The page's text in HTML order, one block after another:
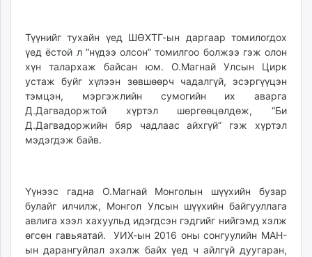
itoim.mn
tumen.mn
shuum.mn
times.mn
tvmongolia.mn
mass.mn
unegui.mn
tac.mn
paparazzi.mn
unread.today
Түүнийг тухайн үед ШӨХТГ-ын даргаар томилогдох
үед ёстой л “нүдээ олсон” томилгоо болжээ гэж олон
хүн талархаж байсан юм. О.Магнай Улсын Цирк
устаж буйг хүлээн зөвшөөрч чадалгүй, эсэргүүцэн
тэмцэн, мэргэжлийн сумогийн их аварга
Д.Дагвадоржтой хүртэл шөргөөцөлдөж, “Би
Д.Дагвадоржийн бяр чадлаас айхгүй” гэж хүртэл
мэдэгдэж байв.
Үүнээс гадна О.Магнай Монголын шүүхийн бузар
булайг илчилж, Монгол Улсын шүүхийн байгууллага
авлига хээл хахуульд идэгдсэн гэдгийг нийгэмд хэлж
өгсөн гавьяатай. УИХ-ын 2016 оны сонгуулийн МАН-
ын дарангуйлал эхэлж байх үед ч айлгүй дуугаран,